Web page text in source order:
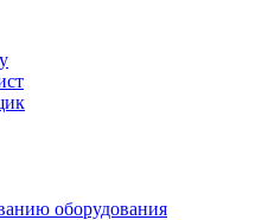
оборудования